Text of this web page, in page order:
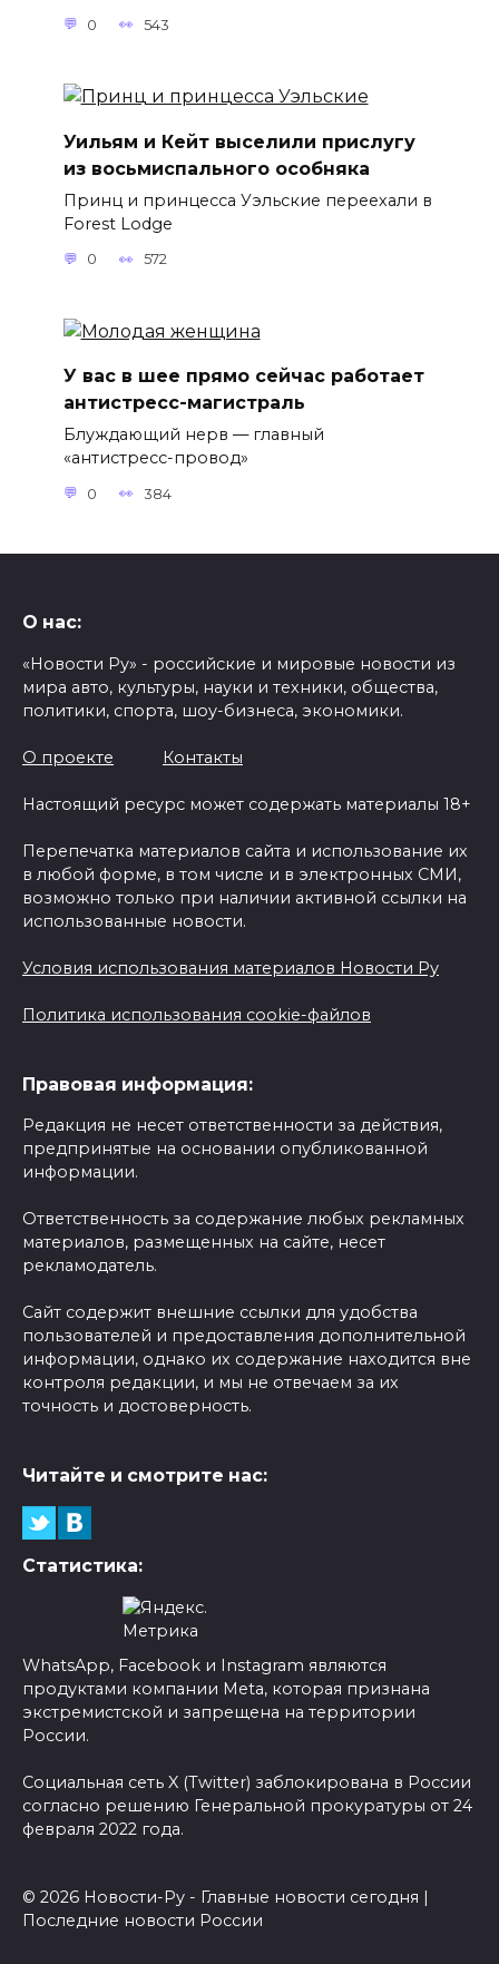
0 543
Уильям и Кейт выселили прислугу
из восьмиспального особняка
Принц и принцесса Уэльские переехали в
Forest Lodge
0 572
У вас в шее прямо сейчас работает
антистресс-магистраль
Блуждающий нерв — главный
«антистресс-провод»
0 384
О нас:
«Новости Ру» - российские и мировые новости из
мира авто, культуры, науки и техники, общества,
политики, спорта, шоу-бизнеса, экономики.
О проекте Контакты
Настоящий ресурс может содержать материалы 18+
Перепечатка материалов сайта и использование их
в любой форме, в том числе и в электронных СМИ,
возможно только при наличии активной ссылки на
использованные новости.
Условия использования материалов Новости Ру
Политика использования cookie-файлов
Правовая информация:
Редакция не несет ответственности за действия,
предпринятые на основании опубликованной
информации.
Ответственность за содержание любых рекламных
материалов, размещенных на сайте, несет
рекламодатель.
Сайт содержит внешние ссылки для удобства
пользователей и предоставления дополнительной
информации, однако их содержание находится вне
контроля редакции, и мы не отвечаем за их
точность и достоверность.
Читайте и смотрите нас:
Статистика:
WhatsApp, Facebook и Instagram являются
продуктами компании Meta, которая признана
экстремистской и запрещена на территории
России.
Социальная сеть X (Twitter) заблокирована в России
согласно решению Генеральной прокуратуры от 24
февраля 2022 года.
© 2026 Новости-Ру - Главные новости сегодня |
Последние новости России